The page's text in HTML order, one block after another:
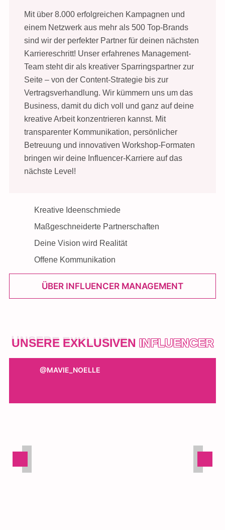
Mit über 8.000 erfolgreichen Kampagnen und
einem Netzwerk aus mehr als 500 Top-Brands
sind wir der perfekter Partner für deinen nächsten
Karriereschritt! Unser erfahrenes Management-
Team steht dir als kreativer Sparringspartner zur
Seite – von der Content-Strategie bis zur
Vertragsverhandlung. Wir kümmern uns um das
Business, damit du dich voll und ganz auf deine
kreative Arbeit konzentrieren kannst. Mit
transparenter Kommunikation, persönlicher
Betreuung und innovativen Workshop-Formaten
bringen wir deine Influencer-Karriere auf das
nächste Level!
Kreative Ideenschmiede
Maßgeschneiderte Partnerschaften
Deine Vision wird Realität
Offene Kommunikation
ÜBER INFLUENCER MANAGEMENT
UNSERE EXKLUSIVEN INFLUENCER
@MAVIE_NOELLE